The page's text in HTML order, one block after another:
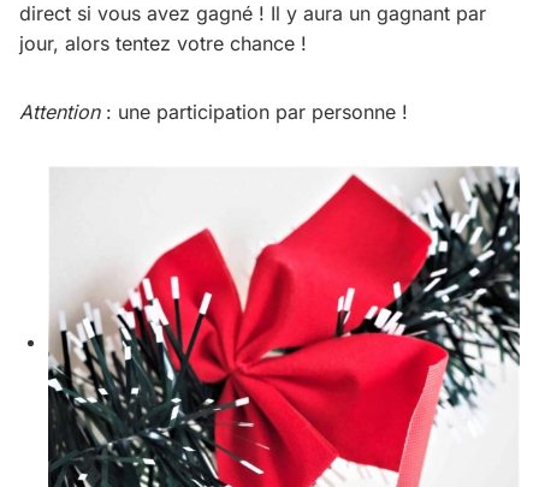
direct si vous avez gagné ! Il y aura un gagnant par
jour, alors tentez votre chance !
Attention: une participation par personne !